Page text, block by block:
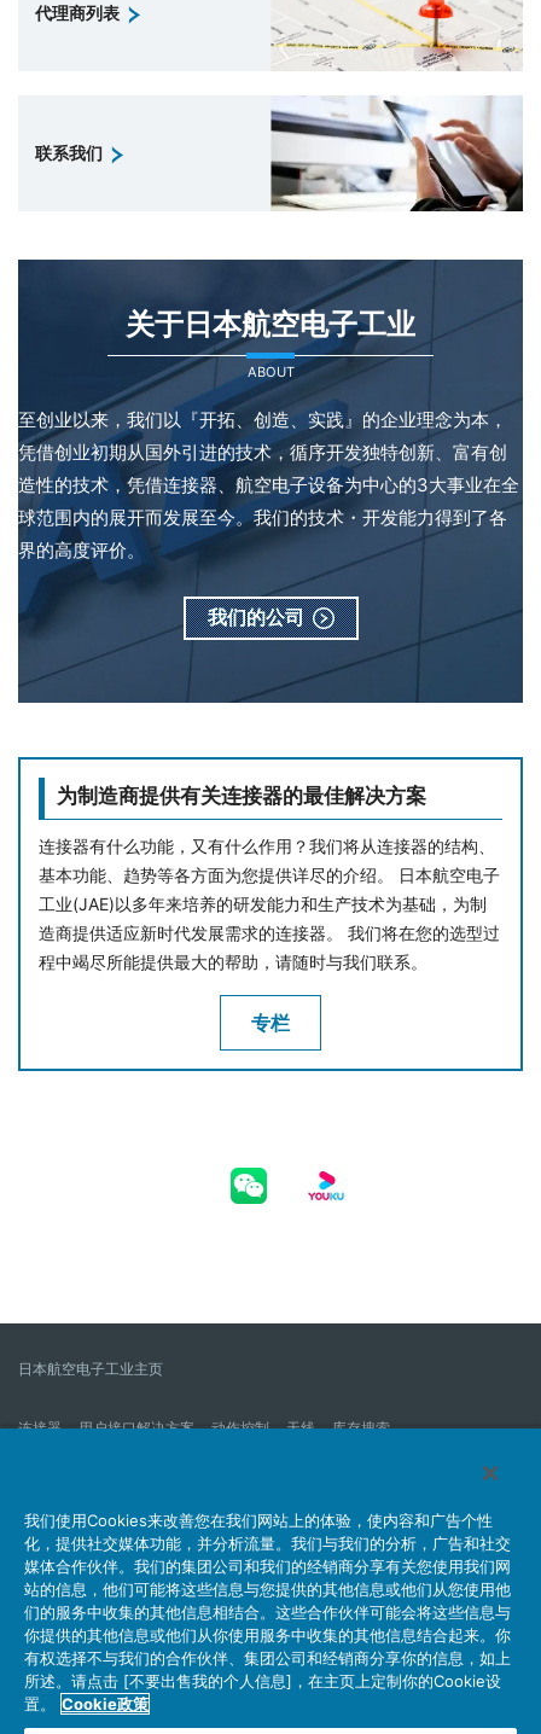
代理商列表
联系我们
关于日本航空电子工业
ABOUT
至创业以来，我们以『开拓、创造、实践』的企业理念为本，
凭借创业初期从国外引进的技术，循序开发独特创新、富有创
造性的技术，凭借连接器、航空电子设备为中心的3大事业在全
球范围内的展开而发展至今。我们的技术・开发能力得到了各
界的高度评价。
我们的公司
为制造商提供有关连接器的最佳解决方案
连接器有什么功能，又有什么作用？我们将从连接器的结构、
基本功能、趋势等各方面为您提供详尽的介绍。 日本航空电子
工业(JAE)以多年来培养的研发能力和生产技术为基础，为制
造商提供适应新时代发展需求的连接器。 我们将在您的选型过
程中竭尽所能提供最大的帮助，请随时与我们联系。
专栏
日本航空电子工业主页
连接器 用户接口解决方案 动作控制 天线 库存搜索
我们的公司 企业社会责任 IR消息 公司新到信息列表
产品信息新的列表
网站地图
联系我们
个人信息保护方针 JAE Cookie政策
关于利用本网站
社交媒体官方账号运营方针
我们使用Cookies来改善您在我们网站上的体验，使内容和广告个性
化，提供社交媒体功能，并分析流量。我们与我们的分析，广告和社交
媒体合作伙伴。我们的集团公司和我们的经销商分享有关您使用我们网
站的信息，他们可能将这些信息与您提供的其他信息或他们从您使用他
们的服务中收集的其他信息相结合。这些合作伙伴可能会将这些信息与
你提供的其他信息或他们从你使用服务中收集的其他信息结合起来。你
有权选择不与我们的合作伙伴、集团公司和经销商分享你的信息，如上
所述。请点击 [不要出售我的个人信息]，在主页上定制你的Cookie设
置。
Cookie政策